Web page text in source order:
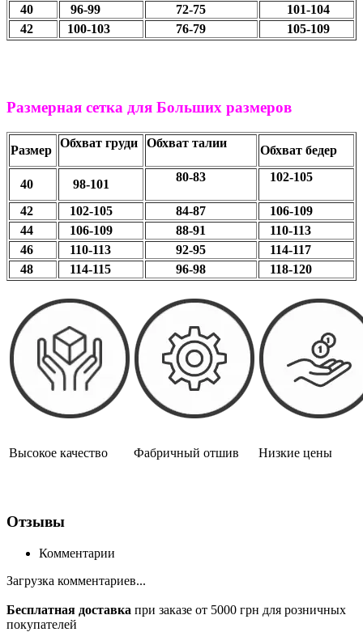
40
96-99 72-75
101-104
42
100-103 76-79 105-109
Размерная сетка для Больших размеров
Размер
Обхват груди Обхват талии
Обхват бедер
40 98-101
80-83 102-105
42 102-105 84-87
106-109
44
106-109 88-91
110-113
46
110-113 92-95
114-117
48
114-115 96-98 118-120
Высокое качество Фабричный отшив Низкие цены
Отзывы
Комментарии
Загрузка комментариев...
Бесплатная доставка при заказе от 5000 грн для розничных
покупателей